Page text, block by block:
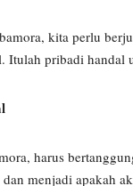
kita perlu
Itulah pribadi
harus
menjadi apakah